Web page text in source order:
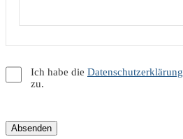
Ich habe die Datenschutzerklärung
zu.